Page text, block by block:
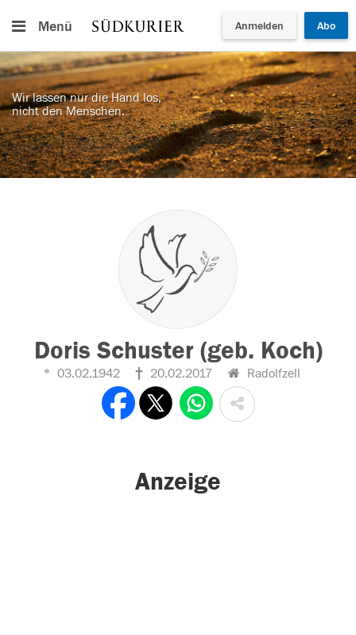
Menü Anmelden Abo
Wir lassen nur die Hand los,
nicht den Menschen.
Doris Schuster (geb. Koch)
03.02.1942 20.02.2017 Radolfzell
Anzeige